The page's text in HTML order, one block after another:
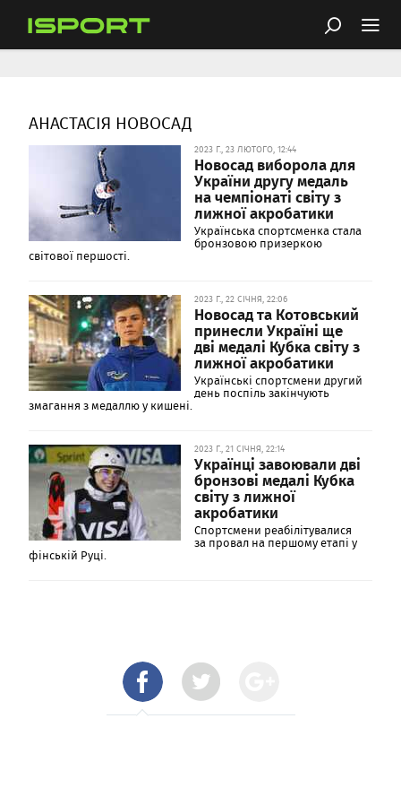
АНАСТАСІЯ НОВОСАД
2023 Г., 23 ЛЮТОГО, 12:44
Новосад виборола для
України другу медаль
на чемпіонаті світу з
лижної акробатики
Українська спортсменка стала
бронзовою призеркою
світової першості.
2023 Г., 22 СІЧНЯ, 22:06
Новосад та Котовський
принесли Україні ще
дві медалі Кубка світу з
лижної акробатики
Українські спортсмени другий
день поспіль закінчують
змагання з медаллю у кишені.
2023 Г., 21 СІЧНЯ, 22:14
Українці завоювали дві
бронзові медалі Кубка
світу з лижної
акробатики
Спортсмени реабілітувалися
за провал на першому етапі у
фінській Руці.